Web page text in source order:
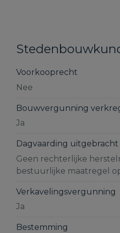
Voorkooprecht
Nee
Bouwvergunning
Ja
Dagvaarding uitgebracht
Geen rechterlijke
bestuurlijke maatregel
Verkavelingsvergunning
Ja
Bestemming